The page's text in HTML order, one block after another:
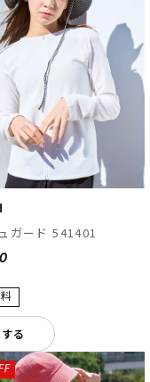
ガード 541401
る